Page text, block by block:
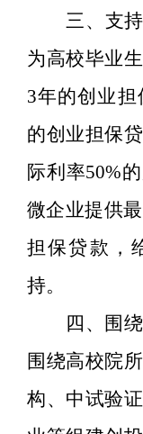
三、支
为高校毕业
3年的创业担
的创业担保
际利率50%
微企业提供
担保贷款，
持。
四 、围
围绕高校院
构、 中试验